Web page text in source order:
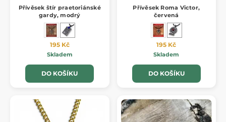
Přívěsek štír praetoriánské
gardy, modrý
195 Kč
Skladem
DO KOŠÍKU
Přívěsek Roma Victor,
červená
195 Kč
Skladem
DO KOŠÍKU